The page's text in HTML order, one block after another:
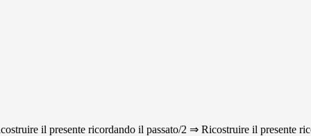
il presente ricordando il passato/2 ⇒ Ricostruire il presente